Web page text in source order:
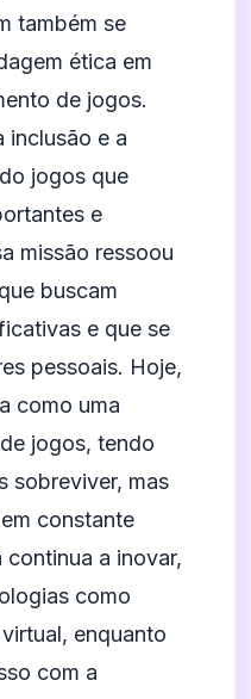
também se
ética em
de jogos.
inclusão e a
jogos que
e
missão ressoou
buscam
e que se
pessoais. Hoje,
como uma
jogos, tendo
sobreviver, mas
constante
a inovar,
como
enquanto
com a